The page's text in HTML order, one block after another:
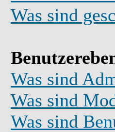
Was sind
Was sind
Was sind
Was sind